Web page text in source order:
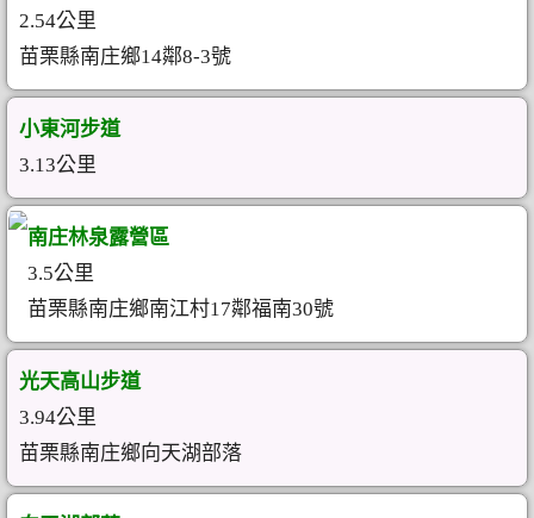
2.54公里
苗栗縣南庄鄉14鄰8-3號
小東河步道
3.13公里
南庄林泉露營區
3.5公里
苗栗縣南庄鄉南江村17鄰福南30號
光天高山步道
3.94公里
苗栗縣南庄鄉向天湖部落